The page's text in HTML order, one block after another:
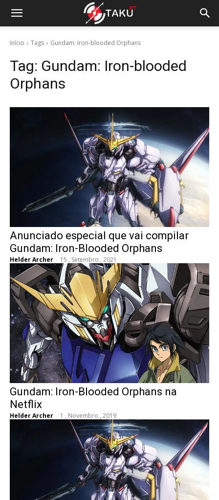
Início Tags Gundam: Iron-blooded Orphans
Tag: Gundam: Iron-blooded
Orphans
Anunciado especial que vai compilar
Gundam: Iron-Blooded Orphans
Helder Archer - 15 , Setembro , 2021
Gundam: Iron-Blooded Orphans na
Netflix
Helder Archer - 1 , Novembro , 2019